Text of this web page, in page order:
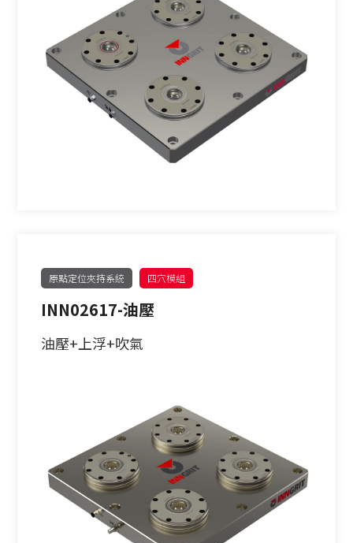
原點定位夾持系統 四穴模組
INN02617-油壓
油壓+上浮+吹氣